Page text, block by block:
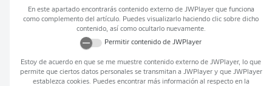
En este apartado encontrarás contenido externo de JWPlayerque funciona
como complemento del artículo. Puedes visualizarlo haciendo clic sobre dicho
contenido, así como ocultarlo nuevamente.
Permitir contenido de JWPlayer
Estoy de acuerdo en que se me muestre contenido externo de JWPlayer, lo que
permite que ciertos datos personales se transmitan a JWPlayery que JWPlayer
establezca cookies. Puedes encontrar más información al respecto en la